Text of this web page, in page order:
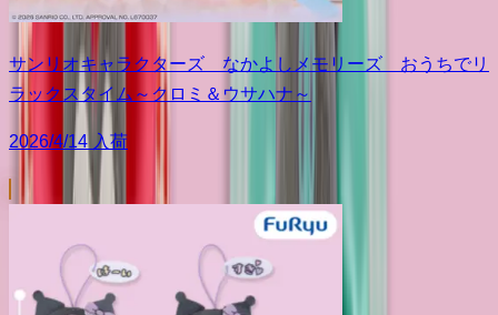
サンリオキャラクターズ なかよしメモリーズ おうちでリ
ラックスタイム～クロミ＆ウサハナ～
2026/4/14 入荷